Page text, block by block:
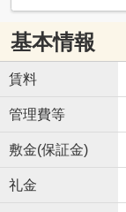
基本情報
賃料
管理費等
敷金(保証金)
礼金